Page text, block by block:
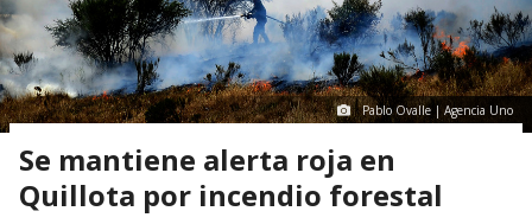
Pablo Ovalle | Agencia Uno
Se mantiene alerta roja en
Quillota por incendio forestal